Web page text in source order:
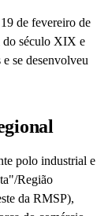
de fevereiro de
do século XIX e
se desenvolveu
polo industrial e
Região
da RMSP),